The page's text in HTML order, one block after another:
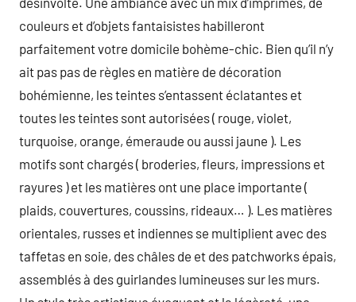
couleurs et d’objets fantaisistes habilleront
parfaitement votre domicile bohème-chic. Bien qu’il n’y
ait pas pas de règles en matière de décoration
bohémienne, les teintes s’entassent éclatantes et
toutes les teintes sont autorisées ( rouge, violet,
turquoise, orange, émeraude ou aussi jaune ). Les
motifs sont chargés ( broderies, fleurs, impressions et
rayures ) et les matières ont une place importante (
plaids, couvertures, coussins, rideaux… ). Les matières
orientales, russes et indiennes se multiplient avec des
taffetas en soie, des châles de et des patchworks épais,
assemblés à des guirlandes lumineuses sur les murs.